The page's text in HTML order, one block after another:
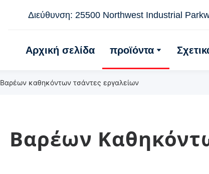
Διεύθυνση: 25500 Northwest Industrial
Αρχική σελίδα προϊόντα
Βαρέων καθηκόντων τσάντες εργαλείων
Βαρέων